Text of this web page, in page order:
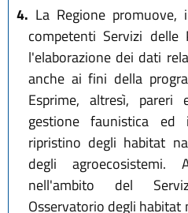
4. La Regione
competenti Servizi
l'elaborazione dei dati
anche ai fini della
Esprime, altresì,
gestione faunistica
ripristino degli habitat
degli
nell'ambito del
Osservatorio degli